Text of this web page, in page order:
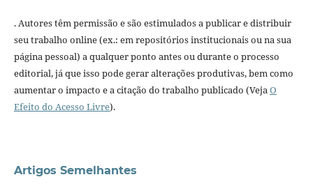
. Autores têm permissão e são estimulados a publicar e distribuir
seu trabalho online (ex.: em repositórios institucionais ou na sua
página pessoal) a qualquer ponto antes ou durante o processo
editorial, já que isso pode gerar alterações produtivas, bem como
aumentar o impacto e a citação do trabalho publicado (VejaO
Efeito do Acesso Livre).
Artigos Semelhantes